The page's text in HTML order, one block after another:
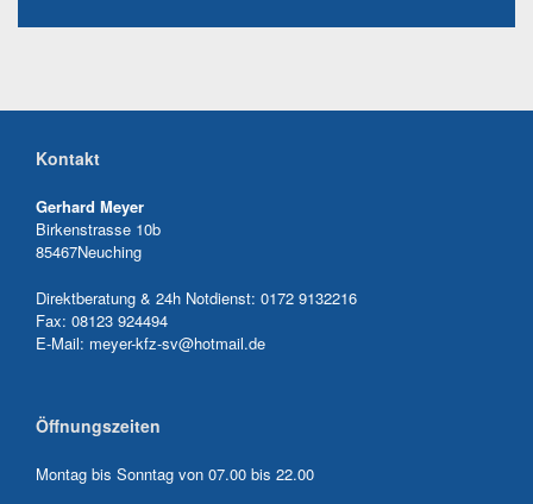
Kontakt
Gerhard Meyer
Birkenstrasse 10b
85467Neuching
Direktberatung & 24h Notdienst: 0172 9132216
Fax: 08123 924494
E-Mail: meyer-kfz-sv@hotmail.de
Öffnungszeiten
Montag bis Sonntag von 07.00 bis 22.00